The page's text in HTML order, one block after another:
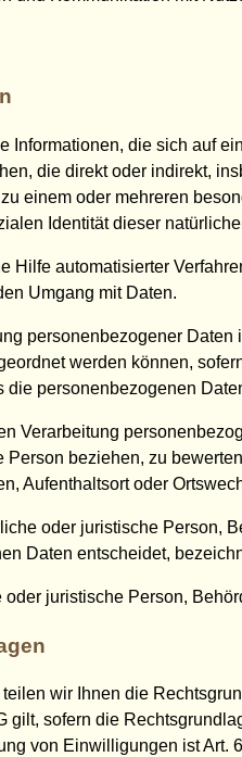
Informationen, die sich auf
die direkt oder indirekt,
einem oder mehreren
Identität dieser
Hilfe automatisierter
Umgang mit Daten.
personenbezogener
werden können,
personenbezogenen
Verarbeitung
beziehen, zu
Aufenthaltsort oder
oder juristische
Daten entscheidet,
oder juristische Person,
wir Ihnen die
gilt, sofern die
von Einwilligungen ist Art.